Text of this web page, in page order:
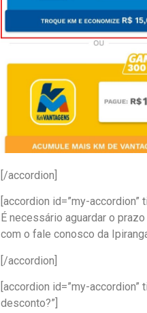
[/accordion]
[accordion id=”my-accordion”
É necessário aguardar o
com o fale conosco da
[/accordion]
[accordion id=”my-
desconto?”]